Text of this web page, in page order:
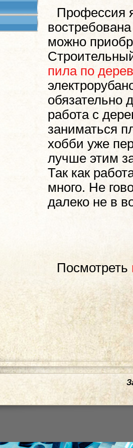
Профессия
можно
пила по
обязательно
работа с
заниматься
хобби уже
лучше этим
Так как
много. Не
далеко не в
Посмотреть